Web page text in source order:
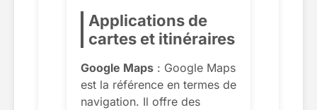
Applications de
cartes et itinéraires
Google Maps : Google Maps
est la référence en termes de
navigation. Il offre des